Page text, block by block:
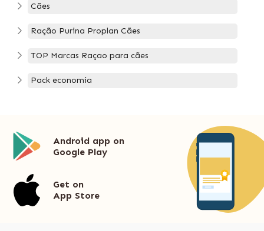
Cães
Ração Purina Proplan Cães
TOP Marcas Raçao para cães
Pack economia
Android app on
Google Play
Get on
App Store